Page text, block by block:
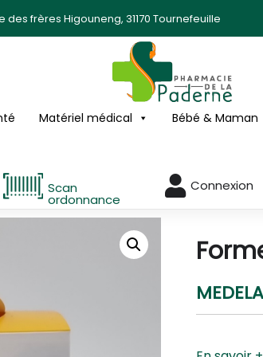
des frères Higouneng, 31170 Tournefeuille
Matériel médical Bébé & Maman
Scan
ordonnance
Connexion
MEDELA